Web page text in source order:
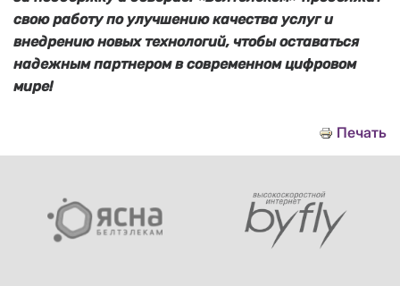
свою работу по улучшению качества услуг и
внедрению новых технологий, чтобы оставаться
надежным партнером в современном цифровом
мире!
Печать